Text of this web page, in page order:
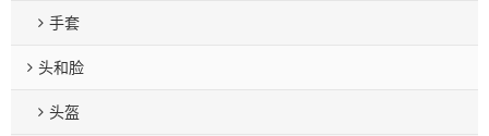
手套
头和脸
头盔